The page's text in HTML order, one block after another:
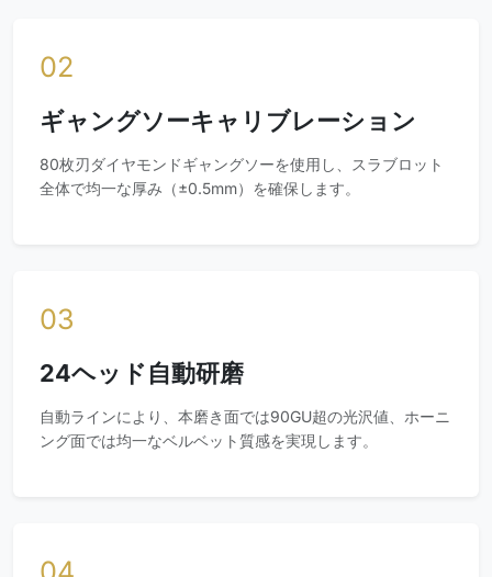
02
ギャングソーキャリブレーション
80枚刃ダイヤモンドギャングソーを使用し、スラブロット
全体で均一な厚み（±0.5mm）を確保します。
03
24ヘッド自動研磨
自動ラインにより、本磨き面では90GU超の光沢値、ホーニ
ング面では均一なベルベット質感を実現します。